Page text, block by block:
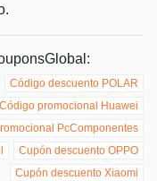
Código descuento POLAR
Código promocional Huawei
PcComponentes
Cupón descuento OPPO
Cupón descuento Xiaomi